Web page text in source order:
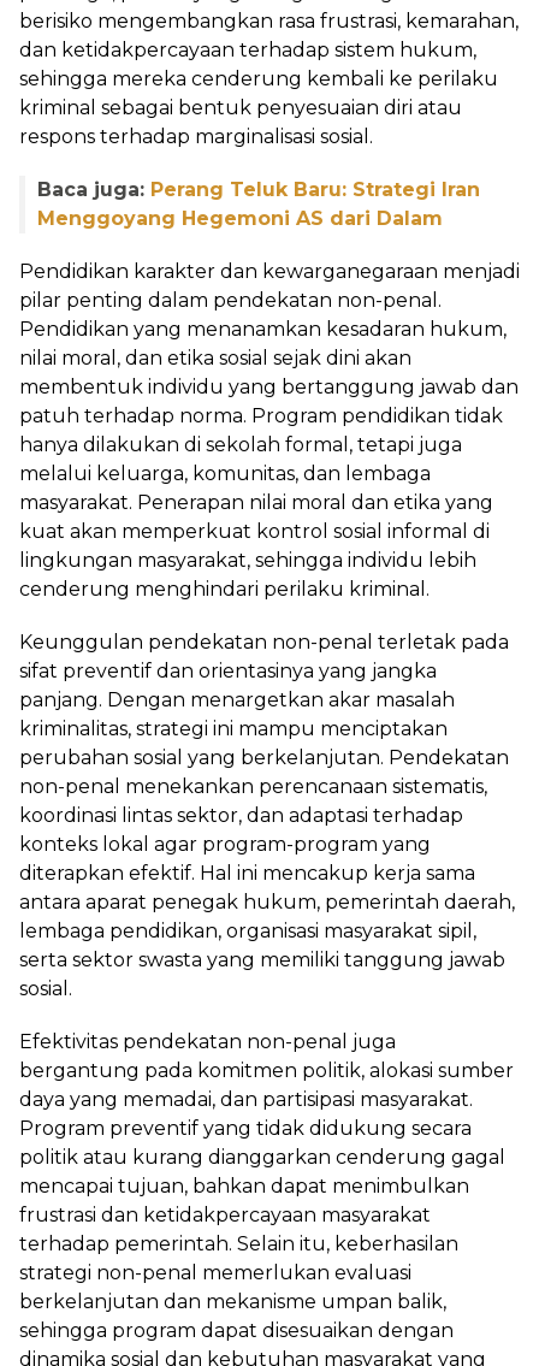
berisiko mengembangkan rasa frustrasi, kemarahan,
dan ketidakpercayaan terhadap sistem hukum,
sehingga mereka cenderung kembali ke perilaku
kriminal sebagai bentuk penyesuaian diri atau
respons terhadap marginalisasi sosial.
Baca juga: Perang Teluk Baru: Strategi Iran
Menggoyang Hegemoni AS dari Dalam
Pendidikan karakter dan kewarganegaraan menjadi
pilar penting dalam pendekatan non-penal.
Pendidikan yang menanamkan kesadaran hukum,
nilai moral, dan etika sosial sejak dini akan
membentuk individu yang bertanggung jawab dan
patuh terhadap norma. Program pendidikan tidak
hanya dilakukan di sekolah formal, tetapi juga
melalui keluarga, komunitas, dan lembaga
masyarakat. Penerapan nilai moral dan etika yang
kuat akan memperkuat kontrol sosial informal di
lingkungan masyarakat, sehingga individu lebih
cenderung menghindari perilaku kriminal.
Keunggulan pendekatan non-penal terletak pada
sifat preventif dan orientasinya yang jangka
panjang. Dengan menargetkan akar masalah
kriminalitas, strategi ini mampu menciptakan
perubahan sosial yang berkelanjutan. Pendekatan
non-penal menekankan perencanaan sistematis,
koordinasi lintas sektor, dan adaptasi terhadap
konteks lokal agar program-program yang
diterapkan efektif. Hal ini mencakup kerja sama
antara aparat penegak hukum, pemerintah daerah,
lembaga pendidikan, organisasi masyarakat sipil,
serta sektor swasta yang memiliki tanggung jawab
sosial.
Efektivitas pendekatan non-penal juga
bergantung pada komitmen politik, alokasi sumber
daya yang memadai, dan partisipasi masyarakat.
Program preventif yang tidak didukung secara
politik atau kurang dianggarkan cenderung gagal
mencapai tujuan, bahkan dapat menimbulkan
frustrasi dan ketidakpercayaan masyarakat
terhadap pemerintah. Selain itu, keberhasilan
strategi non-penal memerlukan evaluasi
berkelanjutan dan mekanisme umpan balik,
sehingga program dapat disesuaikan dengan
dinamika sosial dan kebutuhan masyarakat yang